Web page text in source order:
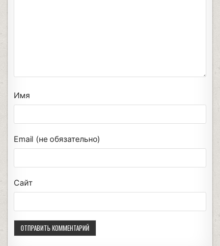
Имя
Email (не обязательно)
Сайт